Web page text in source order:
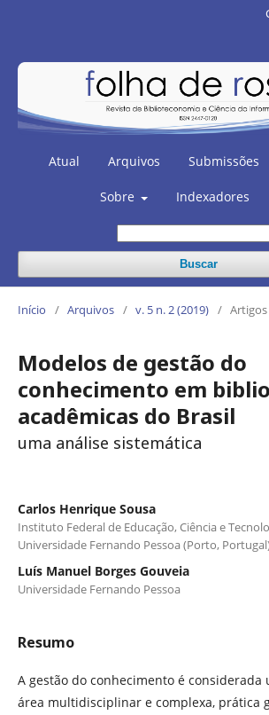
Atual Arquivos Submissões
Sobre Indexadores
Buscar
Início / Arquivos / v. 5 n. 2 (2019) / Artigos
Modelos de gestão do
conhecimento em
acadêmicas do Brasil
uma análise sistemática
Carlos Henrique Sousa
Instituto Federal de Educação, Ciência e
Universidade Fernando Pessoa (Porto,
Luís Manuel Borges Gouveia
Universidade Fernando Pessoa
Resumo
A gestão do conhecimento é
área multidisciplinar e complexa, prática